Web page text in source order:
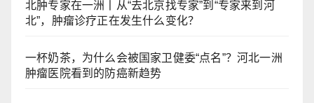
北肿专家在一洲丨从“去北京找专家”到“专家来到河
北”，肿瘤诊疗正在发生什么变化？
一杯奶茶，为什么会被国家卫健委“点名”？河北一洲
肿瘤医院看到的防癌新趋势